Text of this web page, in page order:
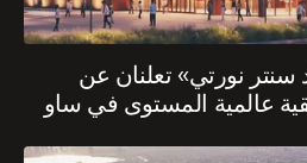
نورتي» تعلنان عن
عالمية المستوى في ساو